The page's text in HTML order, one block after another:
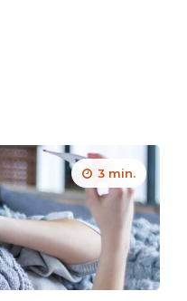
3 min.